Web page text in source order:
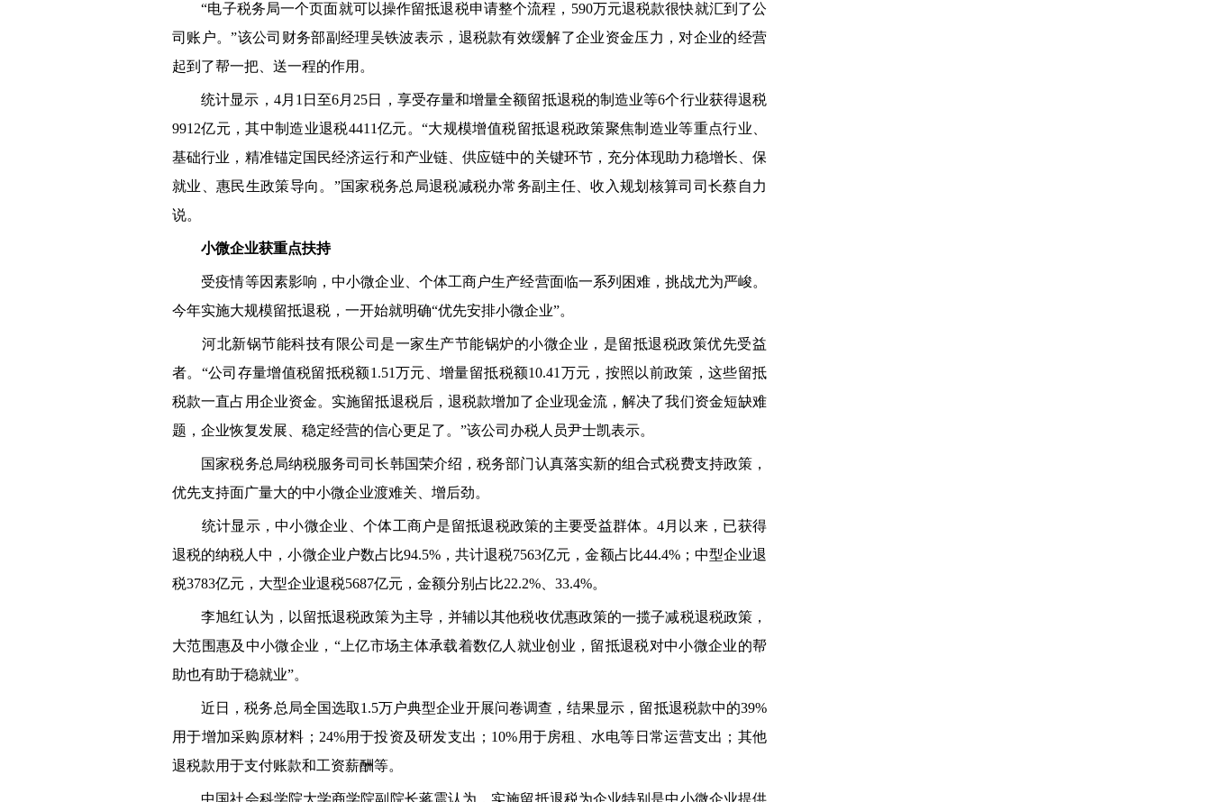
“电子税务局一个页面就可以操作留抵退税申请整个流程，590万元退税款很快就汇到了公
司账户。”该公司财务部副经理吴铁波表示，退税款有效缓解了企业资金压力，对企业的经营
起到了帮一把、送一程的作用。
统计显示，4月1日至6月25日，享受存量和增量全额留抵退税的制造业等6个行业获得退税
9912亿元，其中制造业退税4411亿元。“大规模增值税留抵退税政策聚焦制造业等重点行业、
基础行业，精准锚定国民经济运行和产业链、供应链中的关键环节，充分体现助力稳增长、保
就业、惠民生政策导向。”国家税务总局退税减税办常务副主任、收入规划核算司司长蔡自力
说。
小微企业获重点扶持
受疫情等因素影响，中小微企业、个体工商户生产经营面临一系列困难，挑战尤为严峻。
今年实施大规模留抵退税，一开始就明确“优先安排小微企业”。
河北新锅节能科技有限公司是一家生产节能锅炉的小微企业，是留抵退税政策优先受益
者。“公司存量增值税留抵税额1.51万元、增量留抵税额10.41万元，按照以前政策，这些留抵
税款一直占用企业资金。实施留抵退税后，退税款增加了企业现金流，解决了我们资金短缺难
题，企业恢复发展、稳定经营的信心更足了。”该公司办税人员尹士凯表示。
国家税务总局纳税服务司司长韩国荣介绍，税务部门认真落实新的组合式税费支持政策，
优先支持面广量大的中小微企业渡难关、增后劲。
统计显示，中小微企业、个体工商户是留抵退税政策的主要受益群体。4月以来，已获得
退税的纳税人中，小微企业户数占比94.5%，共计退税7563亿元，金额占比44.4%；中型企业退
税3783亿元，大型企业退税5687亿元，金额分别占比22.2%、33.4%。
李旭红认为，以留抵退税政策为主导，并辅以其他税收优惠政策的一揽子减税退税政策，
大范围惠及中小微企业，“上亿市场主体承载着数亿人就业创业，留抵退税对中小微企业的帮
助也有助于稳就业”。
近日，税务总局全国选取1.5万户典型企业开展问卷调查，结果显示，留抵退税款中的39%
用于增加采购原材料；24%用于投资及研发支出；10%用于房租、水电等日常运营支出；其他
退税款用于支付账款和工资薪酬等。
中国社会科学院大学商学院副院长蒋震认为，实施留抵退税为企业特别是中小微企业提供